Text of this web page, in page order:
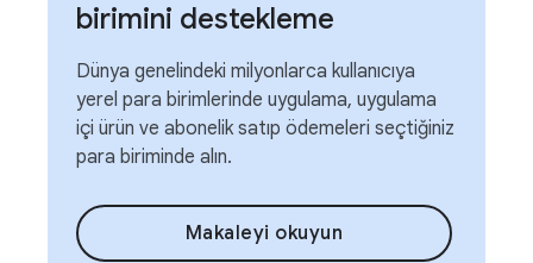
birimini destekleme
Dünya genelindeki milyonlarca kullanıcıya
yerel para birimlerinde uygulama, uygulama
içi ürün ve abonelik satıp ödemeleri seçtiğiniz
para biriminde alın.
Makaleyi okuyun